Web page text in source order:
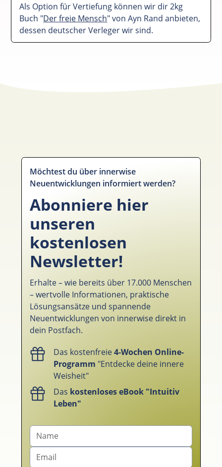
Als Option für Vertiefung können wir dir 2kg
Buch "Der freie Mensch" von Ayn Rand anbieten,
dessen deutscher Verleger wir sind.
Möchtest du über innerwise
Neuentwicklungen informiert werden?
Abonniere hier
unseren
kostenlosen
Newsletter!
Erhalte – wie bereits über 17.000 Menschen
– wertvolle Informationen, praktische
Lösungsansätze und spannende
Neuentwicklungen von innerwise direkt in
dein Postfach.
Das kostenfreie4-Wochen Online-
Programm "Entdecke deine innere
Weisheit"
Das kostenloses eBook "Intuitiv
Leben"